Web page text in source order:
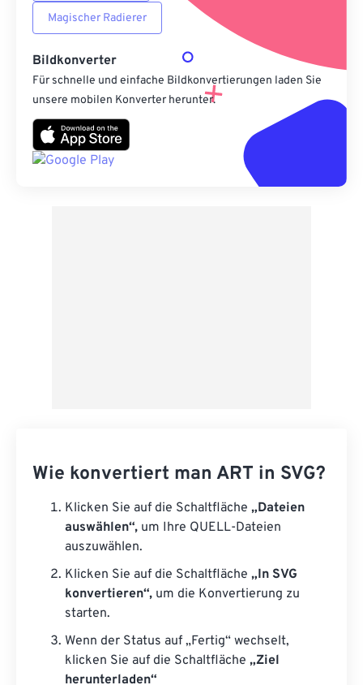
Magischer Radierer
Bildkonverter
Für schnelle und einfache Bildkonvertierungen laden Sie
unsere mobilen Konverter herunter.
Wie konvertiert man ART in SVG?
Klicken Sie auf die Schaltfläche „Dateien
auswählen“, um Ihre QUELL-Dateien
auszuwählen.
Klicken Sie auf die Schaltfläche „In SVG
konvertieren“, um die Konvertierung zu
starten.
Wenn der Status auf „Fertig“ wechselt,
klicken Sie auf die Schaltfläche „Ziel
herunterladen“